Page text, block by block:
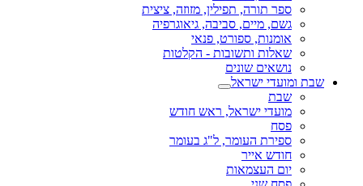
ספר תורה, תפילין, מזוזה, ציצית
גשם, מיים, סביבה, גיאוגרפיה
אומנות, ספורט, פנאי
שאלות ותשובות - הקלטות
נושאים שונים
שבת ומועדי ישראל
שבת
מועדי ישראל, ראש חודש
פסח
ספירת העומר, ל"ג בעומר
חודש אייר
יום העצמאות